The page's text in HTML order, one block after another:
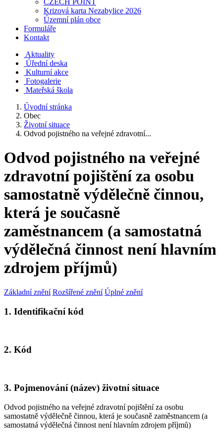
CZECH POINT
Krizová karta Nezabylice 2026
Územní plán obce
Formuláře
Kontakt
Aktuality
Úřední deska
Kulturní akce
Fotogalerie
Mateřská škola
Úvodní stránka
Obec
Životní situace
Odvod pojistného na veřejné zdravotní...
Odvod pojistného na veřejné
zdravotní pojištění za osobu
samostatně výdělečně činnou,
která je současně
zaměstnancem (a samostatná
výdělečná činnost není hlavním
zdrojem příjmů)
Základní znění Rozšířené znění Úplné znění
1. Identifikační kód
2. Kód
3. Pojmenování (název) životní situace
Odvod pojistného na veřejné zdravotní pojištění za osobu
samostatně výdělečně činnou, která je současně zaměstnancem (a
samostatná výdělečná činnost není hlavním zdrojem příjmů)